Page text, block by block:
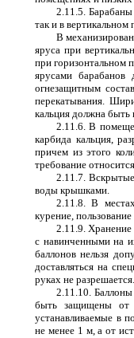
2.11.5. Барабаны
так и в
В
яруса при
при горизонтальном
ярусами
огнезащитным
перекатывания.
кальция должна быть
2.11.6. В
карбида кальция,
причем из этого
требование
2.11.7.
воды крышками.
2.11.8. В
курение,
2.11.9. Хранение
с навинченными на
баллонов нельзя
доставляться на
руках не разрешается.
2.11.10.
быть защищены от
устанавливаемые в
не менее 1 м, а от